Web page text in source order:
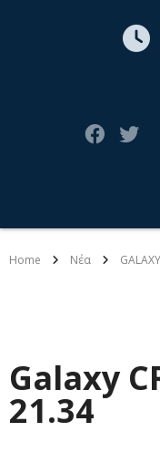
Home Νέα GALAXY
Galaxy
21.34